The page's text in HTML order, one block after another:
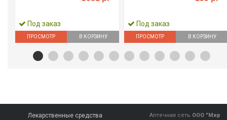
Под заказ
ПРОСМОТР В КОРЗИНУ
Под заказ
ПРОСМОТР В КОРЗИНУ
Лекарственные средства Аптечная сеть ООО "Мир